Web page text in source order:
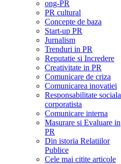
ong-PR
PR cultural
Concepte de baza
Start-up PR
Jurnalism
Trenduri in PR
Reputatie si Incredere
Creativitate in PR
Comunicare de criza
Comunicarea inovatiei
Responsabilitate sociala
corporatista
Comunicare interna
Masurare si Evaluare in
PR
Din istoria Relatiilor
Publice
Cele mai citite articole